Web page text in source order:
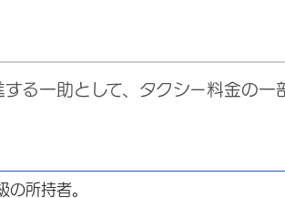
一助として、タクシー料金の一
所持者。